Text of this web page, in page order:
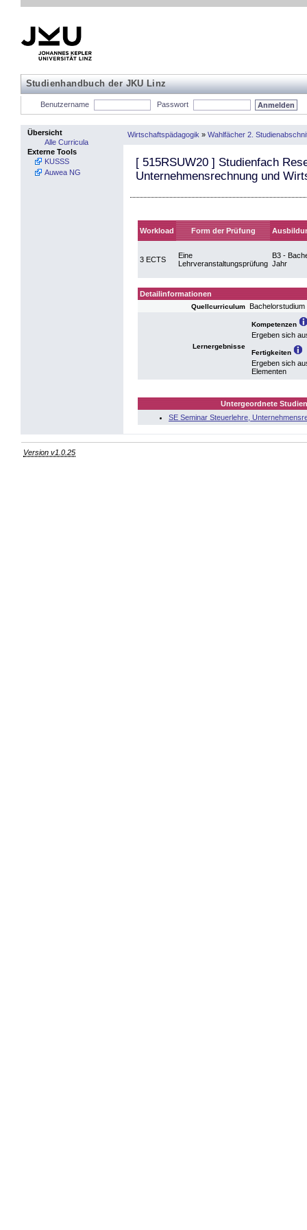
Studienhandbuch der JKU Linz
Benutzername Passwort
Übersicht
Alle Curricula
Externe Tools
KUSSS
Auwea NG
Wirtschaftspädagogik » Wahlfächer 2.
[ 515RSUW20 ] Studienfach
Unternehmensrechnung und
Workload Form der Prüfung
3 ECTS
Eine
Lehrveranstaltungsprüfung
B3 -
Jahr
Detailinformationen
Quellcurriculum
Lernergebnisse
Kompetenzen
Ergeben sich
Fertigkeiten
Ergeben sich
Elementen
Untergeordnete
SE Seminar Steuerlehre,
Version v1.0.25